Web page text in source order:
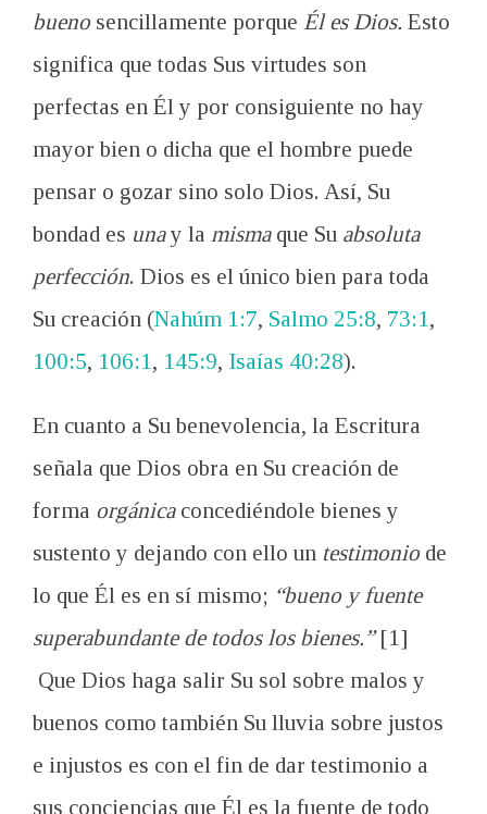
buenosencillamente porque Él es Dios. Esto
significa que todas Sus virtudes son
perfectas en Él y por consiguiente no hay
mayor bien o dicha que el hombre puede
pensar o gozar sino solo Dios. Así, Su
bondad es unay la mismaque Su absoluta
perfección. Dios es el único bien para toda
Su creación (Nahúm 1:7, Salmo 25:8, 73:1 ,
100:5, 106:1 , 145:9, Isaías 40:28).
En cuanto a Su benevolencia, la Escritura
señala que Dios obra en Su creación de
forma orgánicaconcediéndole bienes y
sustento y dejando con ello un testimoniode
lo que Él es en sí mismo; “bueno y fuente
superabundante de todos los bienes.”[1]
Que Dios haga salir Su sol sobre malos y
buenos como también Su lluvia sobre justos
e injustos es con el fin de dar testimonio a
sus conciencias que Él es la fuente de todo